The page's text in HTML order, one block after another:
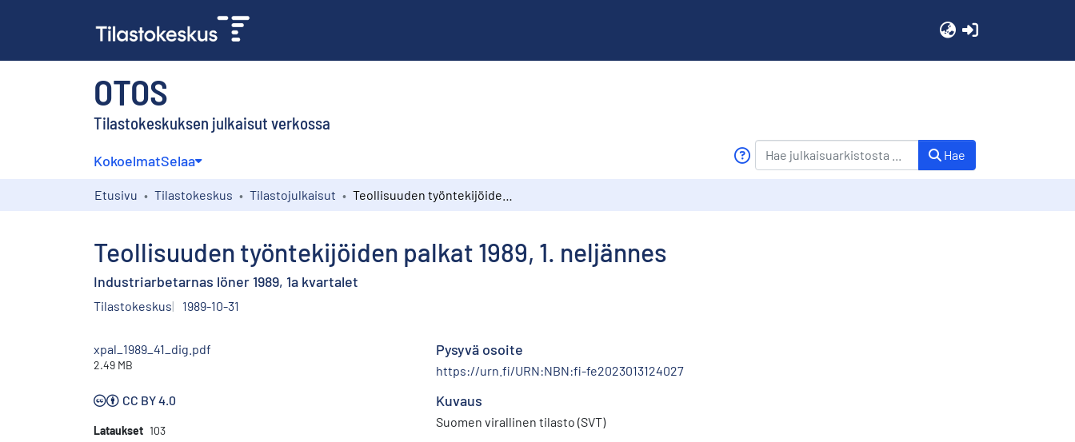
OTOS
Tilastokeskuksen julkaisut verkossa
KokoelmatSelaa Hae
Etusivu Tilastokeskus Tilastojulkaisut
Teollisuuden työntekijöiden palkat 1989, 1. neljännes
Industriarbetarnas löner 1989, 1a kvartalet
Tilastokeskus 1989-10-31
xpal_1989_41_dig.pdf
2.49 MB
CC BY 4.0
Lataukset 103
Pysyvä osoite
https://urn.fi/URN:NBN:fi-fe2023013124027
Kuvaus
Suomen virallinen tilasto (SVT)